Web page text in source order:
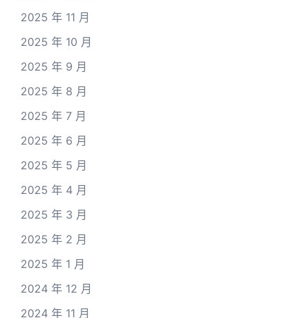
2025 年 11 月
2025 年 10 月
2025 年 9 月
2025 年 8 月
2025 年 7 月
2025 年 6 月
2025 年 5 月
2025 年 4 月
2025 年 3 月
2025 年 2 月
2025 年 1 月
2024 年 12 月
2024 年 11 月